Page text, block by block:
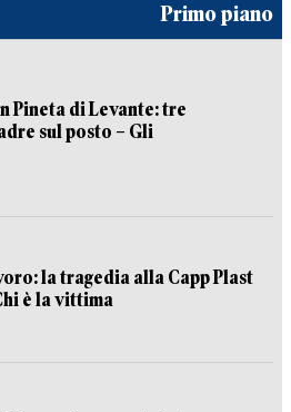
Primo piano
Pineta di Levante: tre
sul posto – Gli
la tragedia alla Capp Plast
è la vittima